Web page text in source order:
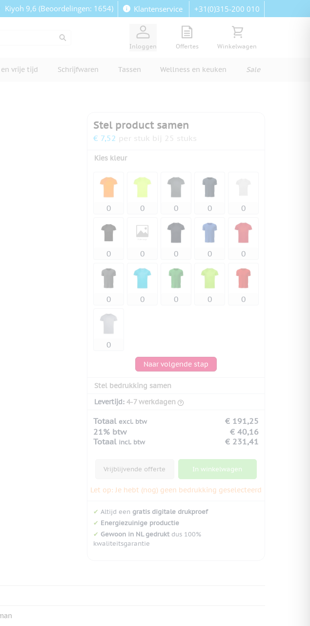
Kiyoh 9,6 (Beoordelingen: 1654) Klantenservice +31(0)315-200 010
Inloggen
View quote, Quote is empty
Offertes
Bekijk winkelwagen,
Winkelwagen
vrije tijd Schrijfwaren Tassen Wellness en keuken Sale
Stel product samen
€ 7,52 per stuk bij 25 stuks
Kies kleur
Naar volgende stap
Stel bedrukking samen
Levertijd: 4-7 werkdagen
Totaal excl. btw
€ 191,25
21% btw
€ 40,16
Totaal incl. btw € 231,41
Vrijblijvende offerte In winkelwagen
Let op: Je hebt (nog) geen bedrukking geselecteerd
✔ Altijd een gratis digitale drukproef
✔ Energiezuinige productie
✔ Gewoon in NL gedruktdus 100%
kwaliteitsgarantie